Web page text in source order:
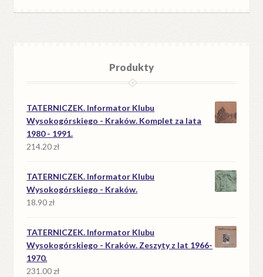
Produkty
TATERNICZEK. Informator Klubu
Wysokogórskiego - Kraków. Komplet za lata
1980 - 1991.
214.20zł
TATERNICZEK. Informator Klubu
Wysokogórskiego - Kraków.
18.90zł
TATERNICZEK. Informator Klubu
Wysokogórskiego - Kraków. Zeszyty z lat 1966-
1970.
231.00zł